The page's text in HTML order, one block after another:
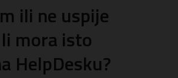
ili ne uspije
mora isto
HelpDesku?